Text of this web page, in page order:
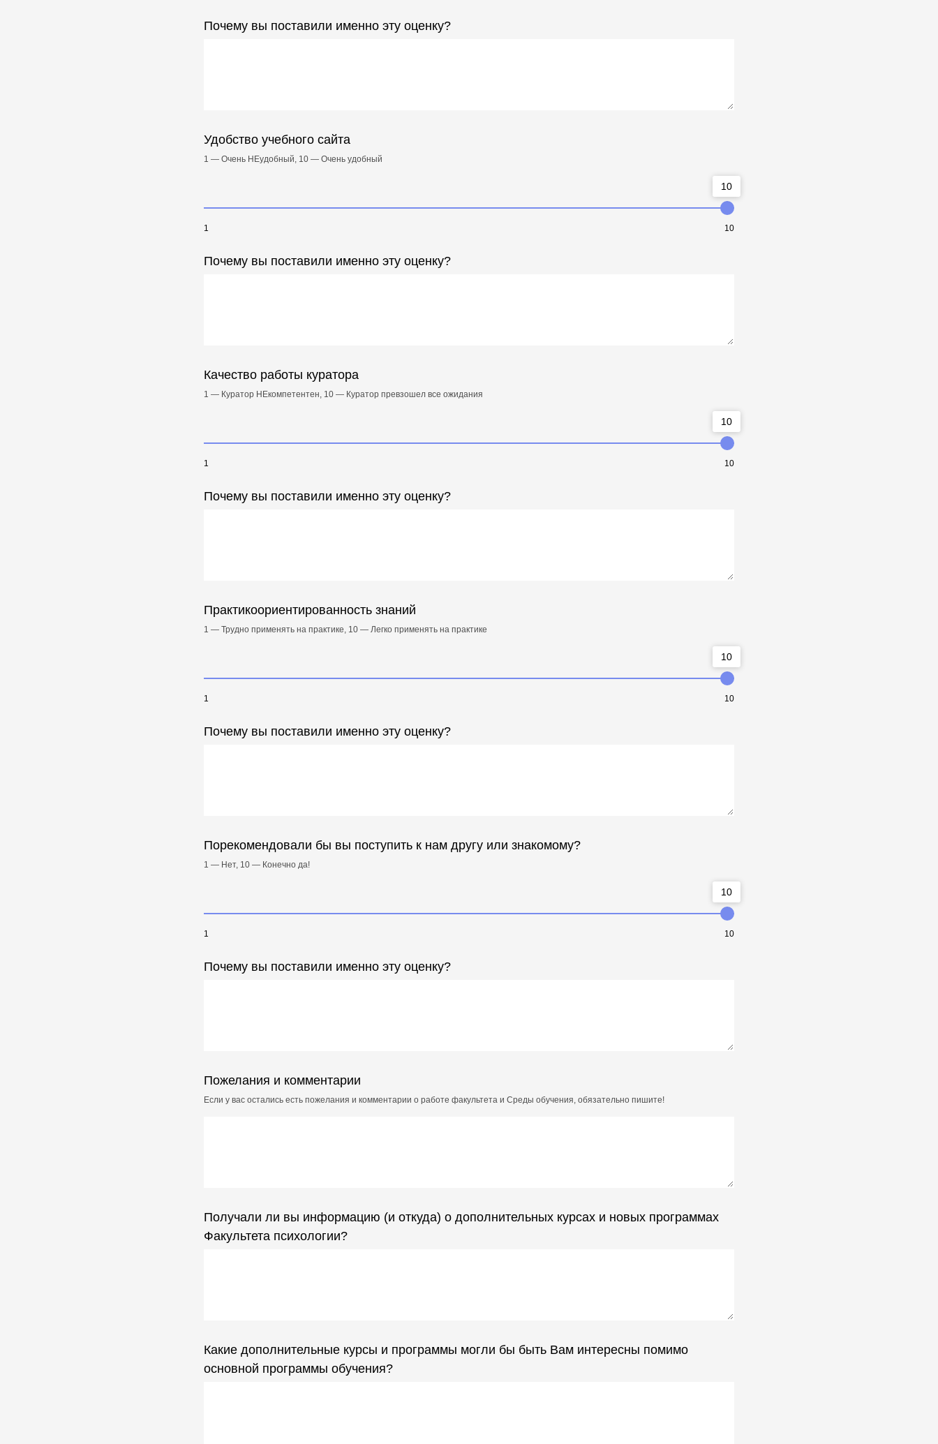
Почему вы поставили именно эту оценку?
Удобство учебного сайта
1 — Очень НЕудобный, 10 — Очень удобный
10
1 10
Почему вы поставили именно эту оценку?
Качество работы куратора
1 — Куратор НЕкомпетентен, 10 — Куратор превзошел все ожидания
10
1 10
Почему вы поставили именно эту оценку?
Практикоориентированность знаний
1 — Трудно применять на практике, 10 — Легко применять на практике
10
1 10
Почему вы поставили именно эту оценку?
Порекомендовали бы вы поступить к нам другу или знакомому?
1 — Нет, 10 — Конечно да!
10
1 10
Почему вы поставили именно эту оценку?
Пожелания и комментарии
Если у вас остались есть пожелания и комментарии о работе факультета и Среды обучения, обязательно пишите!
Получали ли вы информацию (и откуда) о дополнительных курсах и новых программах
Факультета психологии?
Какие дополнительные курсы и программы могли бы быть Вам интересны помимо
основной программы обучения?